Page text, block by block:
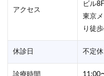
アクセス
ビル8F
東京
り徒
休診日 不定休
診療時間 11:00